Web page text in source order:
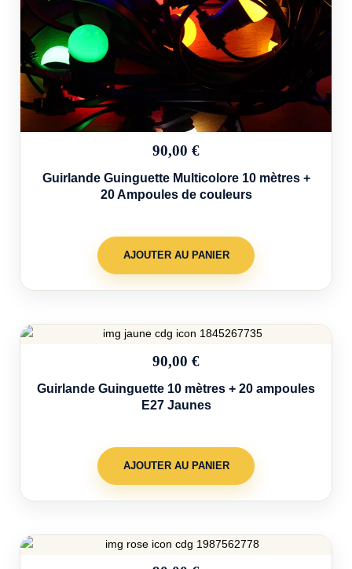
90,00 €
Guirlande Guinguette Multicolore 10 mètres +
20 Ampoules de couleurs
AJOUTER AU PANIER
90,00 €
Guirlande Guinguette 10 mètres + 20 ampoules
E27 Jaunes
AJOUTER AU PANIER